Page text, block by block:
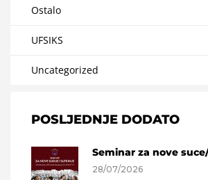
Ostalo
UFSIKS
Uncategorized
POSLJEDNJE DODATO
Seminar za nove
28/07/2026